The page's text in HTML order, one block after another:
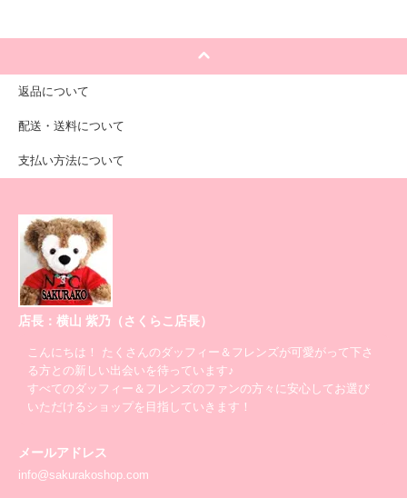
返品について
配送・送料について
支払い方法について
店長：横山 紫乃（さくらこ店長）
こんにちは！ たくさんのダッフィー＆フレンズが可愛がって下さ
る方との新しい出会いを待っています♪
すべてのダッフィー＆フレンズのファンの方々に安心してお選び
いただけるショップを目指していきます！
メールアドレス
info@sakurakoshop.com